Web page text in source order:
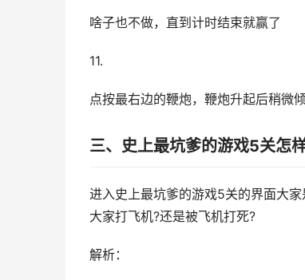
啥子也不做，直到计时结束就赢了
11.
点按最右边的鞭炮，鞭炮升起后稍微
三、史上最坑爹的游戏5关怎
进入史上最坑爹的游戏5关的界面大
大家打飞机?还是被飞机打死?
解析：